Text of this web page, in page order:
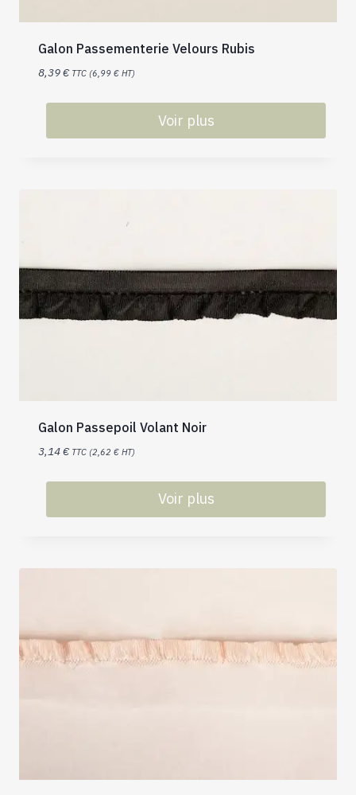
Galon Passementerie Velours Rubis
8,39€ TTC (6,99 € HT)
Voir plus
Galon Passepoil Volant Noir
3,14€ TTC (2,62 € HT)
Voir plus